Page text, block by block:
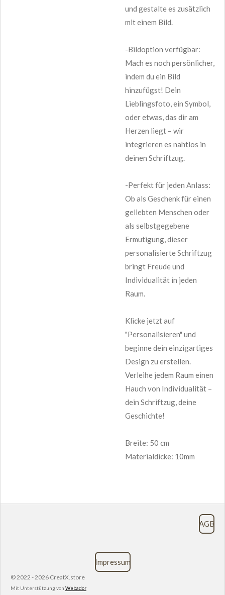
und gestalte es zusätzlich
mit einem Bild.
-Bildoption verfügbar:
Mach es noch persönlicher,
indem du ein Bild
hinzufügst! Dein
Lieblingsfoto, ein Symbol,
oder etwas, das dir am
Herzen liegt – wir
integrieren es nahtlos in
deinen Schriftzug.
-Perfekt für jeden Anlass:
Ob als Geschenk für einen
geliebten Menschen oder
als selbstgegebene
Ermutigung, dieser
personalisierte Schriftzug
bringt Freude und
Individualität in jeden
Raum.
Klicke jetzt auf
"Personalisieren" und
beginne dein einzigartiges
Design zu erstellen.
Verleihe jedem Raum einen
Hauch von Individualität –
dein Schriftzug, deine
Geschichte!
Breite: 50 cm
Materialdicke: 10mm
AGB
Impressum
© 2022 - 2026 CreatX.store
Mit Unterstützung von Webador